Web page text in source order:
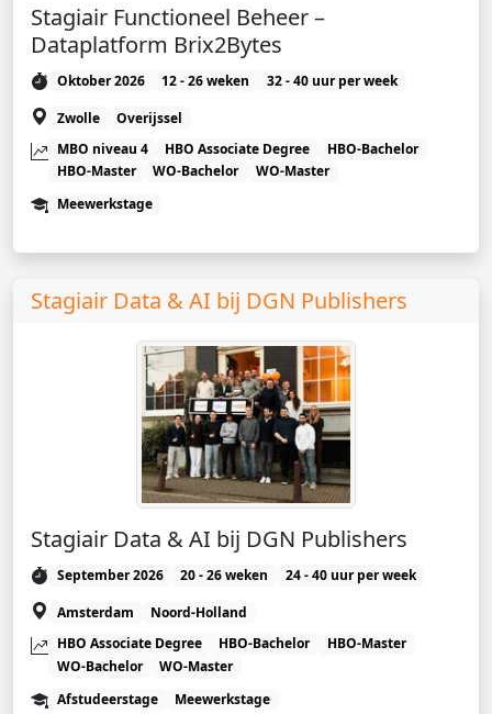
Stagiair Functioneel Beheer –
Dataplatform Brix2Bytes
Oktober 2026 12 - 26 weken
32 - 40 uur per week
Zwolle
Overijssel
MBO niveau 4
HBO Associate Degree
HBO-Bachelor
HBO-Master
WO-Bachelor
WO-Master
Meewerkstage
Stagiair Data & AI bij DGN Publishers
Stagiair Data & AI bij DGN Publishers
September 2026 20 - 26 weken
24 - 40 uur per week
Amsterdam
Noord-Holland
HBO Associate Degree
HBO-Bachelor
HBO-Master
WO-Bachelor
WO-Master
Afstudeerstage
Meewerkstage